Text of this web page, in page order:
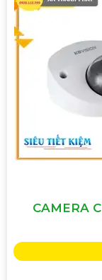
CAMERA